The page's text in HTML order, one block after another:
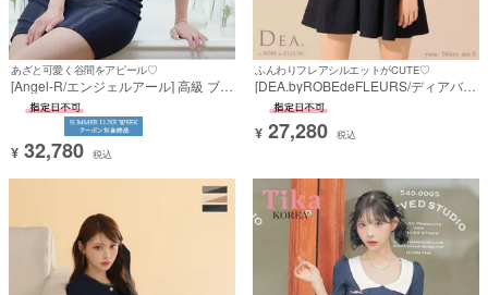
あざと可愛く谷間をアピール♡
[Angel-R/エンジェルアール] 高級 ブラ
ンド タイトミニドレス 谷間 オフショ
ルダー シフォン フリル バストカット
¥ 32,780 税込
ふんわりフレアシルエットがCUTE♡
[DEA.byROBEdeFLEURS/ディアバイ
ローブドフルール] 高級 ブランド Aラ
インミニドレス 谷間 半袖 ウエストベ
ルト 襟付き ワンカラー ワッフル
¥ 27,280 税込